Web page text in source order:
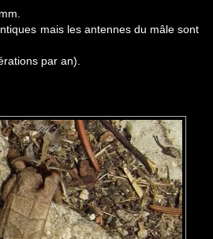
mais les antennes du mâle sont
par an).